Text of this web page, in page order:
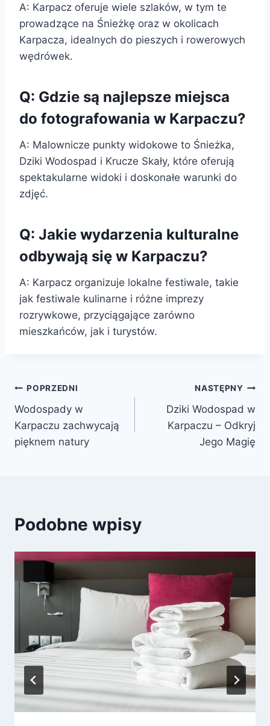
A: Karpacz oferuje wiele szlaków, w tym te
prowadzące na Śnieżkę oraz w okolicach
Karpacza, idealnych do pieszych i rowerowych
wędrówek.
Q: Gdzie są najlepsze miejsca
do fotografowania w Karpaczu?
A: Malownicze punkty widokowe to Śnieżka,
Dziki Wodospad i Krucze Skały, które oferują
spektakularne widoki i doskonałe warunki do
zdjęć.
Q: Jakie wydarzenia kulturalne
odbywają się w Karpaczu?
A: Karpacz organizuje lokalne festiwale, takie
jak festiwale kulinarne i różne imprezy
rozrywkowe, przyciągające zarówno
mieszkańców, jak i turystów.
Nawigacja
wpisu
POPRZEDNI
Wodospady w
Karpaczu zachwycają
pięknem natury
NASTĘPNY
Dziki Wodospad w
Karpaczu – Odkryj
Jego Magię
Podobne wpisy